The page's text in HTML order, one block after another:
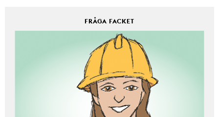
FRÅGA FACKET